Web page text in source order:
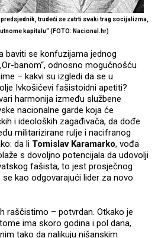
trudeći se zatrti svaki trag socijalizma,
kapitalu“ (FOTO: Nacional.hr)
baviti se konfuzijama jednog
banom“, odnosno mogućnošću
– kakvi su izgledi da se u
Ivkošićevi fašistoidni apetiti?
harmonija između službene
nacionalne garde koja će
i ideoloških zagađivača, da dođe
militarizirane rulje i nacifranog
da li Tomislav Karamarko, vođa
s dovoljno potencijala da udovolji
fašista, to jest prosječnog
kao odgovarajući lider za novo
raščistimo – potvrdan. Otkako je
ima skoro godina i pol dana,
tako da nalikuju nišanskim